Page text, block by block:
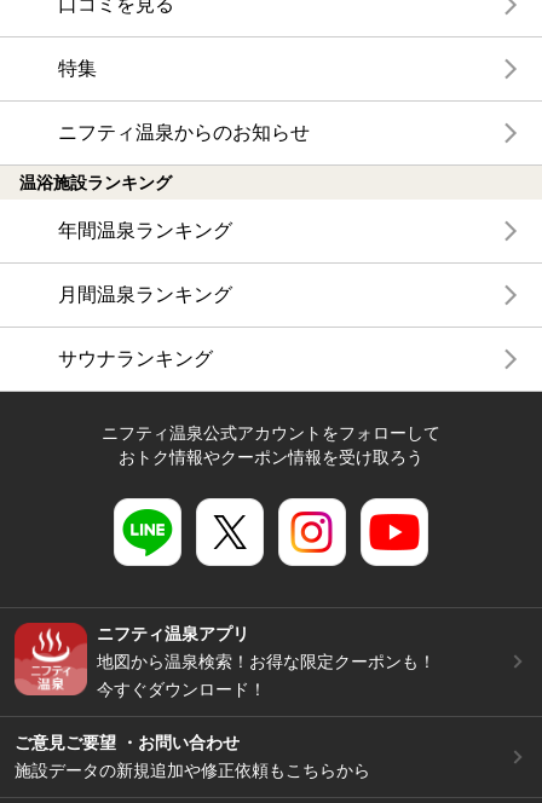
特集
ニフティ温泉からのお知らせ
温浴施設ランキング
年間温泉ランキング
月間温泉ランキング
サウナランキング
ニフティ温泉公式アカウントをフォローして
おトク情報やクーポン情報を受け取ろう
ニフティ温泉アプリ
地図から温泉検索！お得な限定クーポンも！
今すぐダウンロード！
ご意見ご要望 ・お問い合わせ
施設データの新規追加や修正依頼もこちらから